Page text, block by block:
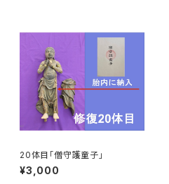
20体目「僧守護童子」
¥3,000